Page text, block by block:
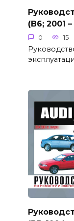
(B6; 2001
0 15